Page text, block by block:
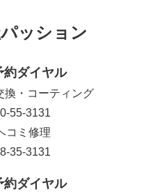
ッション
約ダイヤル
換・コーティング
55-3131
コミ修理
35-3131
約ダイヤル